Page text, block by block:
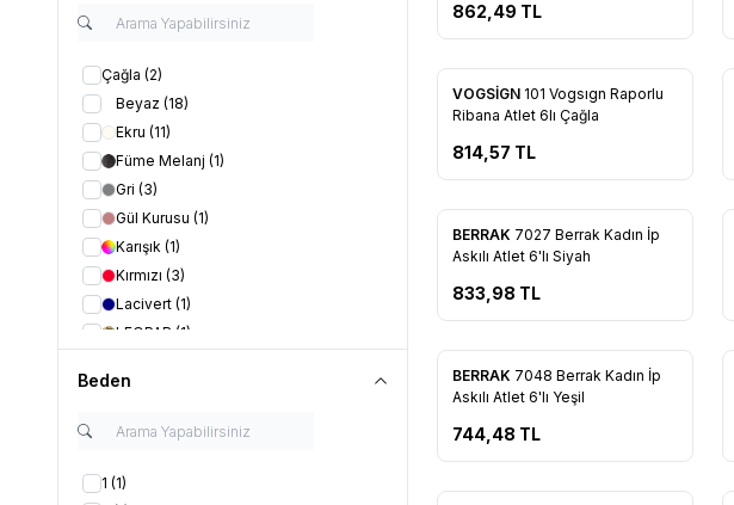
Çağla (2)
Beyaz (18)
Ekru (11)
Füme Melanj (1)
Gri (3)
Gül Kurusu (1)
Karışık (1)
Kırmızı (3)
Lacivert (1)
LEOPAR (1)
Mavi Melanj
Pembe Melanj
Beden
1 (1)
862,49 TL
Favorilere Ekle
VOGSİGN 101 Vogsıgn Raporlu
Ribana Atlet 6lı Çağla
814,57 TL
Favorilere Ekle
BERRAK 7027 Berrak Kadın İp
Askılı Atlet 6'lı Siyah
833,98 TL
Favorilere Ekle
BERRAK 7048 Berrak Kadın İp
Askılı Atlet 6'lı Yeşil
744,48 TL